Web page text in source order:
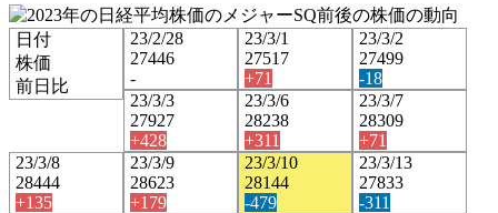
日付
株価
前日比
23/2/28
27446
-
23/3/1
27517
+71
23/3/2
27499
-18
23/3/3
27927
+428
23/3/6
28238
+311
23/3/7
28309
+71
23/3/8
28444
+135
23/3/9
28623
+179
23/3/10
28144
-479
23/3/13
27833
-311